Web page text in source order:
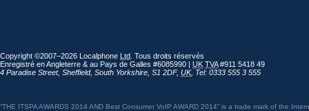
Copyright ©2007–2026 Localphone Ltd . Tous droits réservés
Enregistré en Angleterre & au Pays de Galles #6085990 | UK TVA#911 5418 49
4 Paradise Street, Sheffield, South Yorkshire S1 2DF, UK, Tel: 0333 555 3 555
“THE ITSPA AWARDS 2014 AND Best Consumer VoIP AWARD 2014” is a trade mark of the